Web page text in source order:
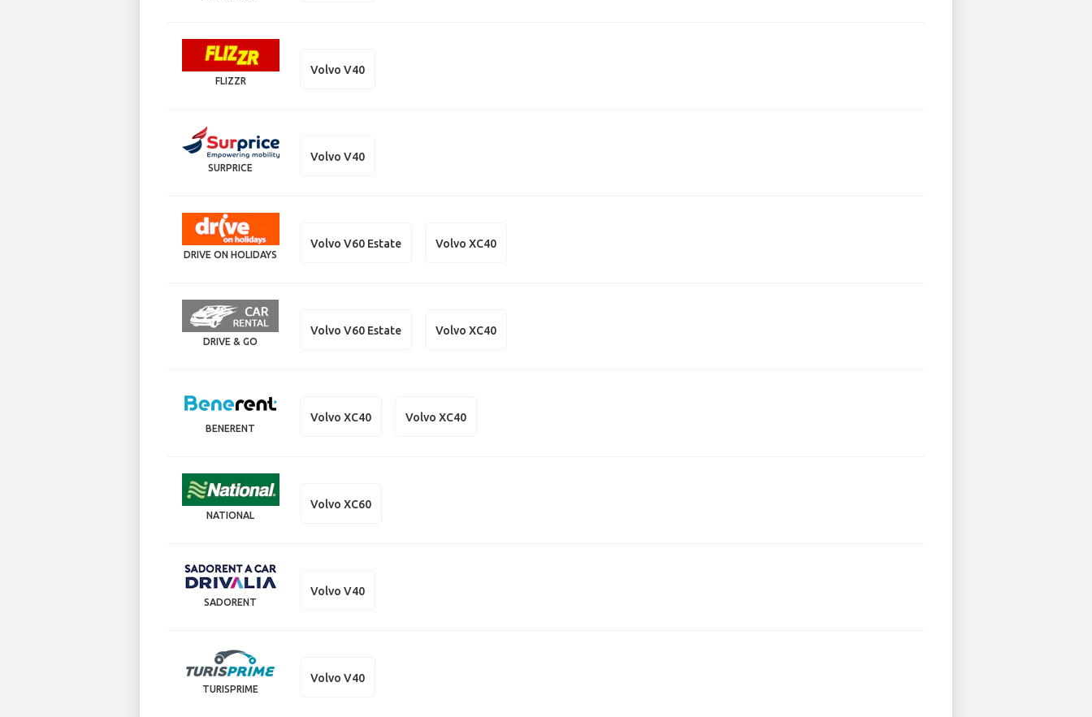
FLIZZR
Volvo V40
SURPRICE
Volvo V40
DRIVE ON HOLIDAYS
Volvo V60 Estate Volvo XC40
DRIVE & GO
Volvo V60 Estate Volvo XC40
BENERENT
Volvo XC40 Volvo XC40
NATIONAL
Volvo XC60
SADORENT
Volvo V40
TURISPRIME
Volvo V40